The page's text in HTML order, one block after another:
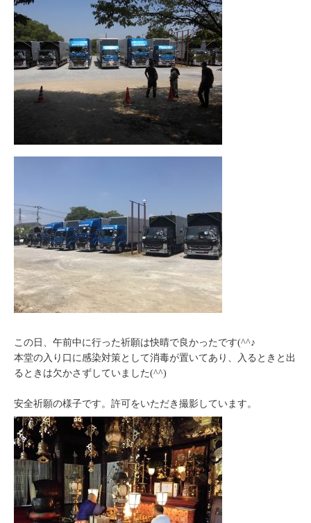
この日、午前中に行った祈願は快晴で良かったです(^^♪
本堂の入り口に感染対策として消毒が置いてあり、入るときと出
るときは欠かさずしていました(^^)
安全祈願の様子です。許可をいただき撮影しています。